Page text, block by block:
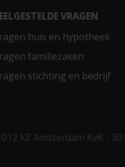
VRAGEN
huis en hypotheek
familiezaken
stichting en bedrijf
KE Amsterdam KvK -